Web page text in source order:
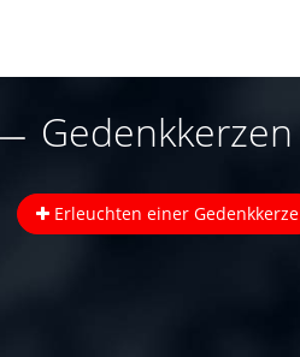
Gedenkkerzen
Erleuchten einer Gedenkkerze